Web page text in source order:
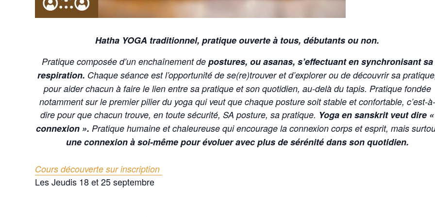
Hatha YOGA traditionnel, pratique ouverte à tous, débutants ou non.
Pratique composée d’un enchaînement de postures, ou asanas, s’effectuant en synchronisant sa
respiration. Chaque séance est l’opportunité de se(re)trouver et d’explorer ou de découvrir sa
pour aider chacun à faire le lien entre sa pratique et son quotidien, au-delà du tapis. Pratique fondée
notamment sur le premier pilier du yoga qui veut que chaque posture soit stable et confortable, c’est-à-
dire pour que chacun trouve, en toute sécurité, SA posture, sa pratique. Yoga en sanskrit veut dire «
connexion ». Pratique humaine et chaleureuse qui encourage la connexion corps et esprit, mais
une connexion à soi-même pour évoluer avec plus de sérénité dans son quotidien.
Cours découverte sur inscription
Les Jeudis 18 et 25 septembre